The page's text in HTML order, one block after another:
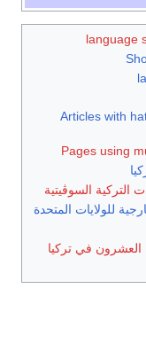
Articles with
Pages using
التركية السوڤيتية
للولايات المتحدة
العشرون في تركيا